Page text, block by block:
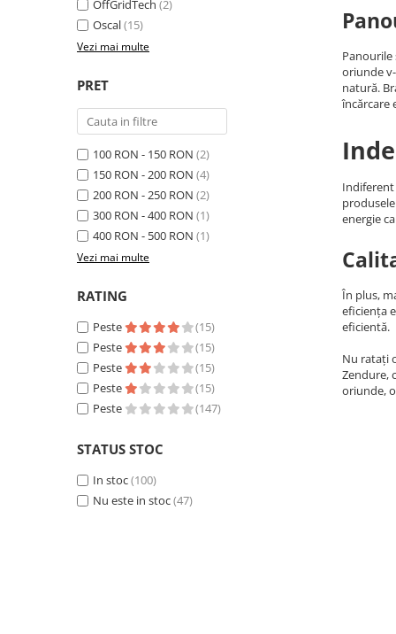
Invertoare Tensiune
Roboti Pornire Auto
UPS Centrale Termice
Stabilizatoare Tensiune
Scule si aparate
Instrumente de masura
Anemometre
Clampmetre
Detectoare
Termometre
Multimetre de Banc
Accesorii instrumente de masura
Camere Termice
Osciloscoape
Lichidare stoc
OffGridTech (2)
Oscal(15)
Vezi mai multe
PRET
100 RON - 150 RON (2)
150 RON - 200 RON (4)
200 RON - 250 RON (2)
300 RON - 400 RON (1)
400 RON - 500 RON (1)
Vezi mai multe
RATING
Peste
(15)
Peste
(15)
Peste
(15)
Peste
(15)
Peste
(147)
STATUS STOC
In stoc(100)
Nu este in stoc(47)
oriunde
natură.
încărcare
Indiferent
energie
În plus,
eficiența
eficientă.
Nu ratați
Zendure,
oriunde,